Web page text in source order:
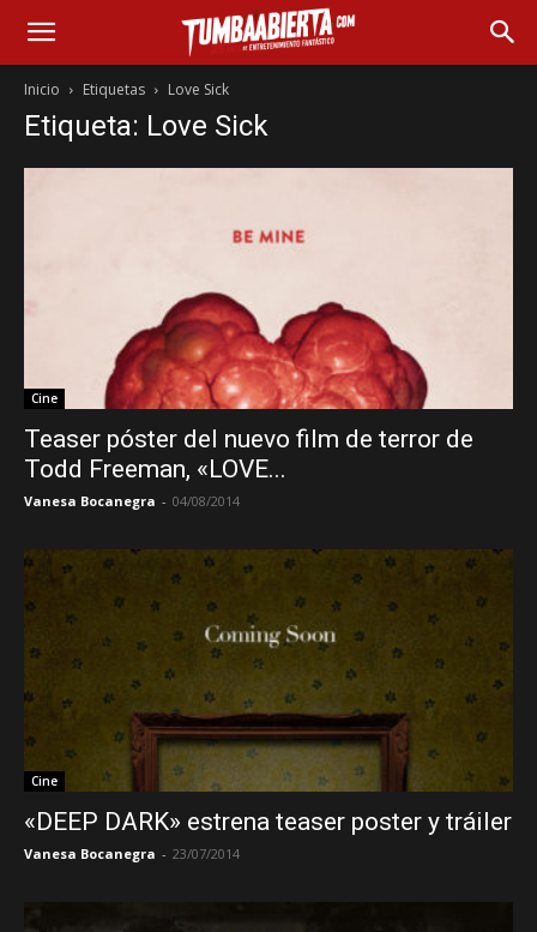
Inicio Etiquetas Love Sick
Etiqueta: Love Sick
Cine
Teaser póster del nuevo film de terror de
Todd Freeman, «LOVE...
Vanesa Bocanegra - 04/08/2014
Cine
«DEEP DARK» estrena teaser poster y tráiler
Vanesa Bocanegra - 23/07/2014